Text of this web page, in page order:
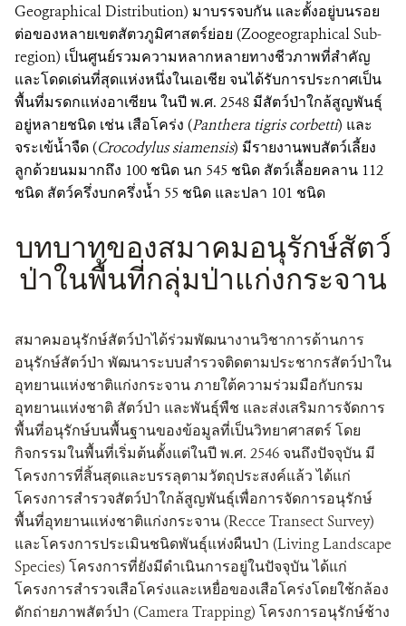
Geographical Distribution) มาบรรจบกัน และตั้งอยู่บนรอย
ต่อของหลายเขตสัตวภูมิศาสตร์ย่อย (Zoogeographical Sub-
region) เป็นศูนย์รวมความหลากหลายทางชีวภาพที่สำคัญ
และโดดเด่นที่สุดแห่งหนึ่งในเอเชีย จนได้รับการประกาศเป็น
พื้นที่มรดกแห่งอาเซียน ในปี พ.ศ. 2548 มีสัตว์ป่าใกล้สูญพันธุ์
อยู่หลายชนิด เช่น เสือโคร่ง (Panthera tigris corbetti) และ
จระเข้น้ำจืด (Crocodylus siamensis) มีรายงานพบสัตว์เลี้ยง
ลูกด้วยนมมากถึง 100 ชนิด นก 545 ชนิด สัตว์เลื้อยคลาน 112
ชนิด สัตว์ครึ่งบกครึ่งน้ำ 55 ชนิด และปลา 101 ชนิด
บทบาทของสมาคมอนุรักษ์สัตว์
ป่าในพื้นที่กลุ่มป่าแก่งกระจาน
สมาคมอนุรักษ์สัตว์ป่าได้ร่วมพัฒนางานวิชาการด้านการ
อนุรักษ์สัตว์ป่า พัฒนาระบบสำรวจติดตามประชากรสัตว์ป่าใน
อุทยานแห่งชาติแก่งกระจาน ภายใต้ความร่วมมือกับกรม
อุทยานแห่งชาติ สัตว์ป่า และพันธุ์พืช และส่งเสริมการจัดการ
พื้นที่อนุรักษ์บนพื้นฐานของข้อมูลที่เป็นวิทยาศาสตร์ โดย
กิจกรรมในพื้นที่เริ่มต้นตั้งแต่ในปี พ.ศ. 2546 จนถึงปัจจุบัน มี
โครงการที่สิ้นสุดและบรรลุตามวัตถุประสงค์แล้ว ได้แก่
โครงการสำรวจสัตว์ป่าใกล้สูญพันธุ์เพื่อการจัดการอนุรักษ์
พื้นที่อุทยานแห่งชาติแก่งกระจาน (Recce Transect Survey)
และโครงการประเมินชนิดพันธุ์แห่งผืนป่า (Living Landscape
Species) โครงการที่ยังมีดำเนินการอยู่ในปัจจุบัน ได้แก่
โครงการสำรวจเสือโคร่งและเหยื่อของเสือโคร่งโดยใช้กล้อง
ดักถ่ายภาพสัตว์ป่า (Camera Trapping) โครงการอนุรักษ์ช้าง